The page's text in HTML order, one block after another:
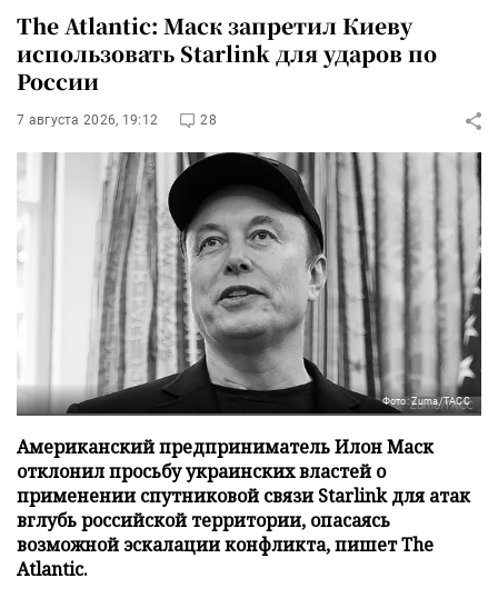
The Atlantic: Маск запретил Киеву
использовать Starlink для ударов по
России
7 августа 2026, 19:12 28
Фото: Zuma/ТАСС
Американский предприниматель Илон Маск
отклонил просьбу украинских властей о
применении спутниковой связи Starlink для атак
вглубь российской территории, опасаясь
возможной эскалации конфликта, пишет The
Atlantic.